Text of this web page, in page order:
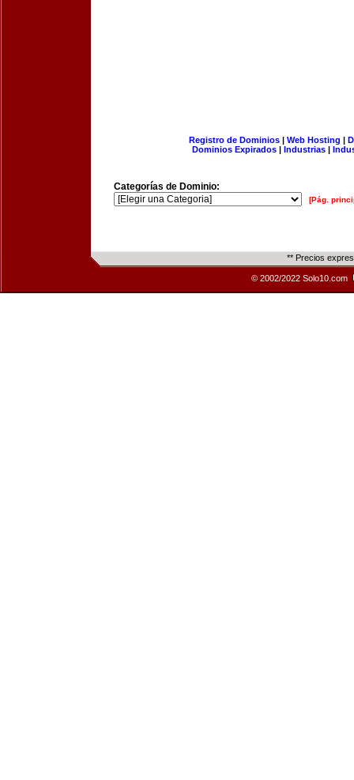
Registro de Dominios| Web Hosting |
Dominios Expirados | Industrias |
Categorías de Dominio:
[Pág.
** Precios
© 2002/2022 Solo10.com